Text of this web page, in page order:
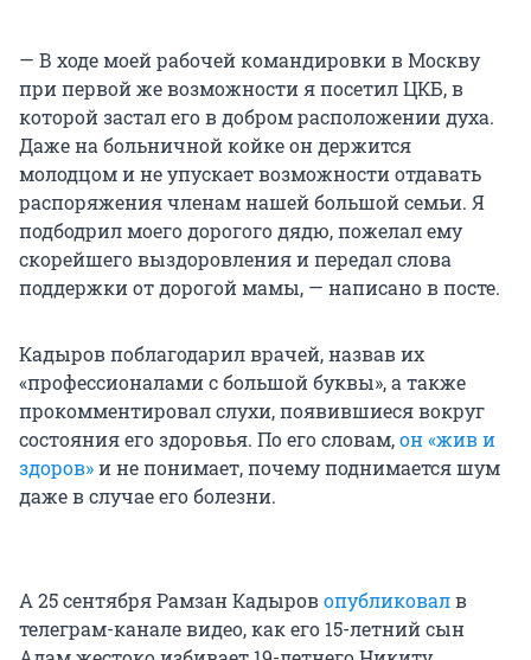
— В ходе моей рабочей командировки в Москву
при первой же возможности я посетил ЦКБ, в
которой застал его в добром расположении духа.
Даже на больничной койке он держится
молодцом и не упускает возможности отдавать
распоряжения членам нашей большой семьи. Я
подбодрил моего дорогого дядю, пожелал ему
скорейшего выздоровления и передал слова
поддержки от дорогой мамы, — написано в посте.
Кадыров поблагодарил врачей, назвав их
«профессионалами с большой буквы», а также
прокомментировал слухи, появившиеся вокруг
состояния его здоровья. По его словам,он «жив и
здоров»и не понимает, почему поднимается шум
даже в случае его болезни.
А 25 сентября Рамзан Кадыровопубликовалв
телеграм-канале видео, как его 15-летний сын